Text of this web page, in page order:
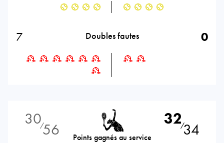
7 Doubles fautes 0
30⁄56 Points gagnés au service
32⁄34